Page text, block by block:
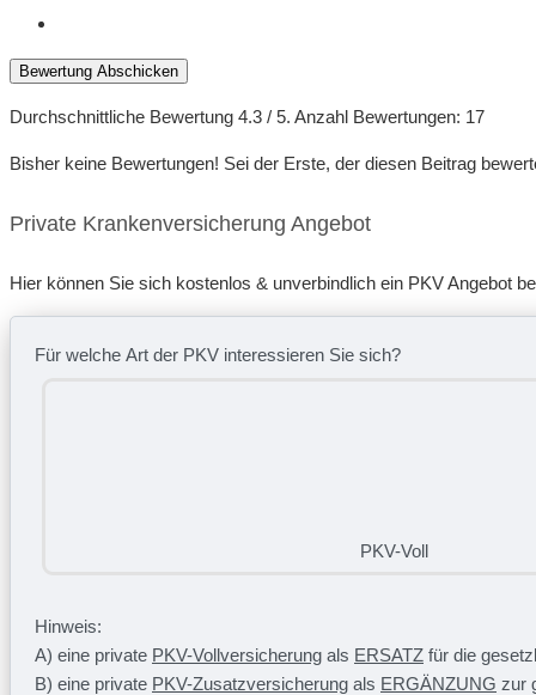
Bewertung Abschicken
Durchschnittliche Bewertung 4.3 / 5. Anzahl Bewertungen: 17
Bisher keine Bewertungen! Sei der Erste, der diesen Beitrag
Private Krankenversicherung Angebot
Hier können Sie sich kostenlos & unverbindlich ein PKV Angebot
Für welche Art der PKV interessieren Sie sich?
PKV-Voll
Hinweis:
A) eine private PKV-Vollversicherung als ERSATZ für die
B) eine private PKV-Zusatzversicherung als ERGÄNZUNG zur